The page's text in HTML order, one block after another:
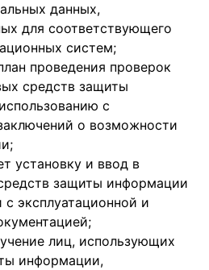
данных,
для соответствующего
систем;
проведения проверок
средств защиты
с
о возможности
установку и ввод в
защиты информации
с эксплуатационной и
лиц, использующих
информации,